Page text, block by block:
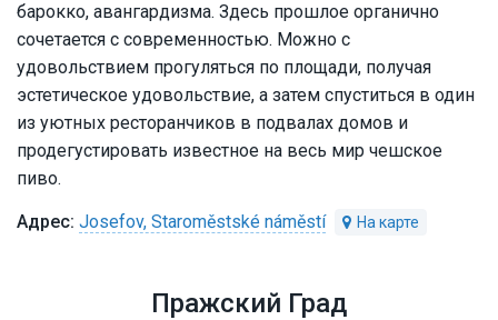
барокко, авангардизма. Здесь прошлое органично
сочетается с современностью. Можно с
удовольствием прогуляться по площади, получая
эстетическое удовольствие, а затем спуститься в один
из уютных ресторанчиков в подвалах домов и
продегустировать известное на весь мир чешское
пиво.
Josefov, Staroměstské náměstí
Пражский Град